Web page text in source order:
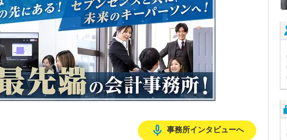
mic_none 事務所インタビューへ